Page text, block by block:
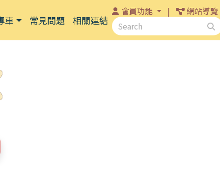
車 常見問題 相關連結
會員功能 | 網站導覽